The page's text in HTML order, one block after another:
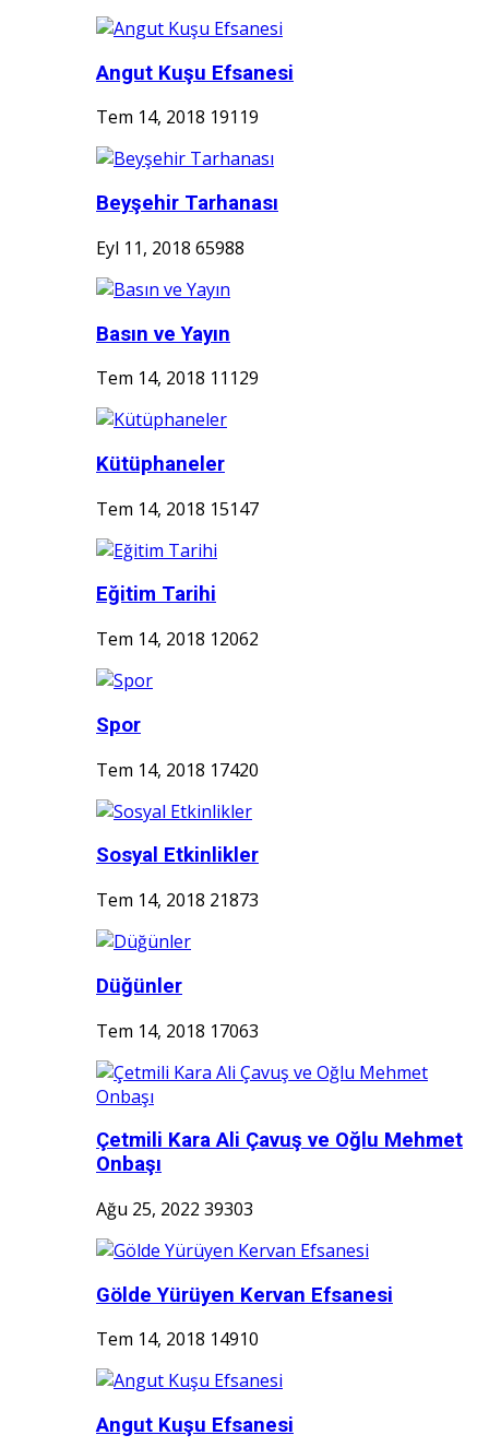
Angut Kuşu Efsanesi
Tem 14, 2018 19119
Beyşehir Tarhanası
Eyl 11, 2018 65988
Basın ve Yayın
Tem 14, 2018 11129
Kütüphaneler
Tem 14, 2018 15147
Eğitim Tarihi
Tem 14, 2018 12062
Spor
Tem 14, 2018 17420
Sosyal Etkinlikler
Tem 14, 2018 21873
Düğünler
Tem 14, 2018 17063
Çetmili Kara Ali Çavuş ve Oğlu Mehmet
Onbaşı
Ağu 25, 2022 39303
Gölde Yürüyen Kervan Efsanesi
Tem 14, 2018 14910
Angut Kuşu Efsanesi